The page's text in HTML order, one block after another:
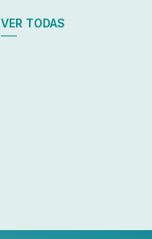
VER TODAS